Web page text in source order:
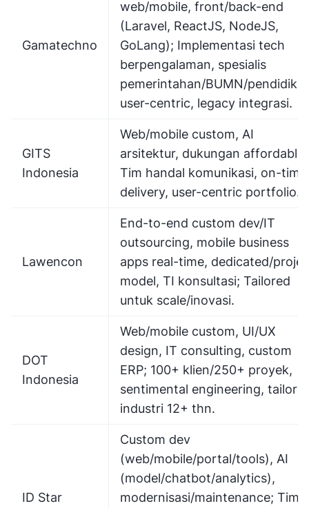
Gamatechno
web/mobile, front/back-end
(Laravel, ReactJS, NodeJS,
GoLang); Implementasi tech
berpengalaman, spesialis
pemerintahan/BUMN/
user-centric, legacy integrasi.
GITS
Indonesia
Web/mobile custom, AI
arsitektur, dukungan affordable;
Tim handal komunikasi, on-time
delivery, user-centric portfolio.
Lawencon
End-to-end custom dev/IT
outsourcing, mobile business
apps real-time, dedicated/
model, TI konsultasi; Tailored
untuk scale/inovasi.
DOT
Indonesia
Web/mobile custom, UI/UX
design, IT consulting, custom
ERP; 100+ klien/250+ proyek,
sentimental engineering,
industri 12+ thn.
ID Star
Custom dev
(web/mobile/portal/tools), AI
(model/chatbot/analytics),
modernisasi/maintenance; Tim